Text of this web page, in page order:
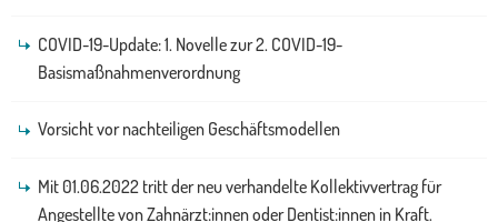
COVID-19-Update: 1. Novelle zur 2. COVID-19-
Basismaßnahmenverordnung
Vorsicht vor nachteiligen Geschäftsmodellen
Mit 01.06.2022 tritt der neu verhandelte Kollektivvertrag für
Angestellte von Zahnärzt:innen oder Dentist:innen in Kraft.